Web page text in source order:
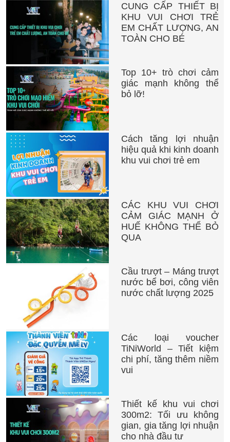
CUNG CẤP THIẾT BỊ
KHU VUI CHƠI TRẺ
EM CHẤT LƯỢNG, AN
TOÀN CHO BÉ
Top 10+ trò chơi cảm
giác mạnh không thể
bỏ lỡ!
Cách tăng lợi nhuận
hiệu quả khi kinh doanh
khu vui chơi trẻ em
CÁC KHU VUI CHƠI
CẢM GIÁC MẠNH Ở
HUẾ KHÔNG THỂ BỎ
QUA
Cầu trượt – Máng trượt
nước bể bơi, công viên
nước chất lượng 2025
Các loại voucher
TiNiWorld – Tiết kiệm
chi phí, tăng thêm niềm
vui
Thiết kế khu vui chơi
300m2: Tối ưu không
gian, gia tăng lợi nhuận
cho nhà đầu tư